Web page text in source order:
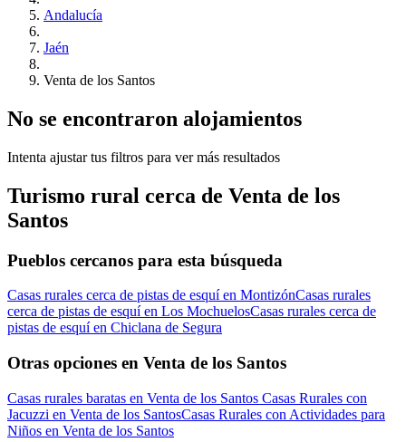
Andalucía
Jaén
Venta de los Santos
No se encontraron alojamientos
Intenta ajustar tus filtros para ver más resultados
Turismo rural cerca de Venta de los
Santos
Pueblos cercanos para esta búsqueda
Casas rurales cerca de pistas de esquí en MontizónCasas rurales
cerca de pistas de esquí en Los MochuelosCasas rurales cerca de
pistas de esquí en Chiclana de Segura
Otras opciones en Venta de los Santos
Casas rurales baratas en Venta de los Santos Casas Rurales con
Jacuzzi en Venta de los SantosCasas Rurales con Actividades para
Niños en Venta de los Santos